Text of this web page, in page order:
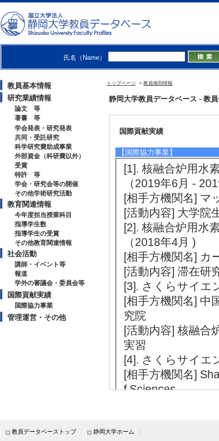
氏名（Name）
教員基本情報
研究業績情報
論文 等
著書 等
学会発表・研究発表
共同・受託研究
科学研究費助成事業
外部資金（科研費以外）
受賞
特許 等
学会・研究会等の開催
その他学術研究活動
教育関連情報
今年度担当授業科目
指導学生数
指導学生の受賞
その他教育関連情報
社会活動
講師・イベント等
報道
学外の審議会・委員会等
国際貢献実績
国際協力事業
管理運営・その他
トップページ > 教員個別情報
静岡大学教員データベース - 教
ズマ・核融合学会
[5]. 材料部会幹事
日本原子力学会
[活動内容]材料部
国際貢献実績
【国際協力事業】
[1]. 核融合炉用水
（2019年6月 -
[相手方機関名] マ
[活動内容] 大学院
[2]. 核融合炉用水
（2018年4月 )
[相手方機関名] カ
[活動内容] 滞在研
[3]. さくらサイエ
[相手方機関名] 中
究院
[活動内容] 核融合
実習
[4]. さくらサイエ
[相手方機関名]
f Sciences
[5]. さくらサイエ
[相手方機関名] 中
教員データベーストップ 静岡大学ホーム